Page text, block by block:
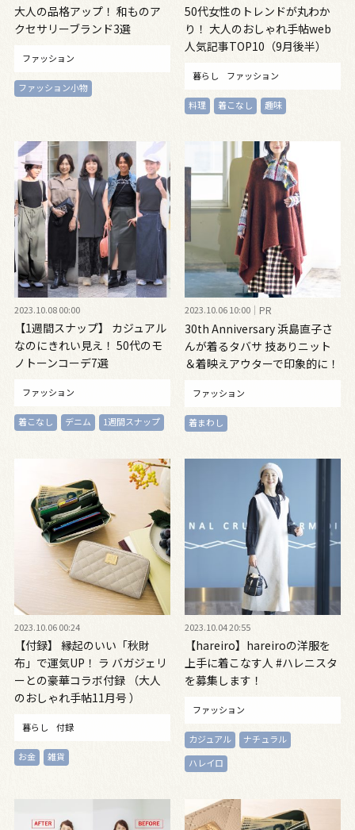
大人の品格アップ！ 和ものア
クセサリーブランド3選
ファッション
ファッション小物
50代女性のトレンドが丸わか
り！ 大人のおしゃれ手帖web
人気記事TOP10（9月後半）
暮らし ファッション
料理 着こなし 趣味
2023.10.08 00:00
【1週間スナップ】 カジュアル
なのにきれい見え！ 50代のモ
ノトーンコーデ7選
ファッション
着こなし デニム 1週間スナップ
2023.10.06 10:00 PR
30th Anniversary 浜島直子さ
んが着るタバサ 技ありニット
＆着映えアウターで印象的に！
ファッション
着まわし
2023.10.06 00:24
【付録】 縁起のいい「秋財
布」で運気UP！ ラ バガジェリ
ーとの豪華コラボ付録 （大人
のおしゃれ手帖11月号 ）
暮らし 付録
お金 雑貨
2023.10.04 20:55
【hareiro】hareiroの洋服を
上手に着こなす人 #ハレニスタ
を募集します！
ファッション
カジュアル
ナチュラル
ハレイロ